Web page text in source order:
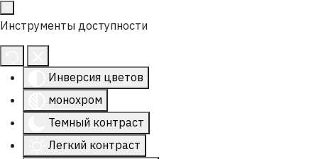
Инструменты доступности
Инверсия цветов
монохром
Темный контраст
Легкий контраст